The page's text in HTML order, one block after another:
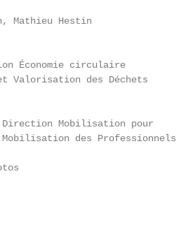
Mathieu Hestin
Économie circulaire
Valorisation des Déchets
- Direction Mobilisation pour
des Professionnels